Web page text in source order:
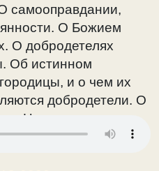
самооправдании,
О Божием
О добродетелях
Об истинном
и о чем их
добродетели. О
в Церковь.
Богородицы.